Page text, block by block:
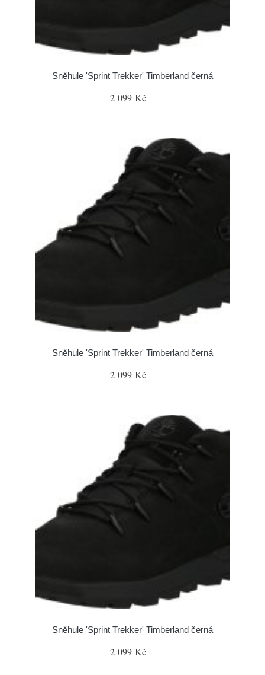
Sněhule 'Sprint Trekker' Timberland černá
2 099 Kč
Sněhule 'Sprint Trekker' Timberland černá
2 099 Kč
Sněhule 'Sprint Trekker' Timberland černá
2 099 Kč